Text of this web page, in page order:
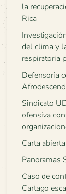
la
Rica
del clima y
respiratoria
Defensoría
Sindicato
ofensiva
Carta
Panoramas
Caso de
Cartago